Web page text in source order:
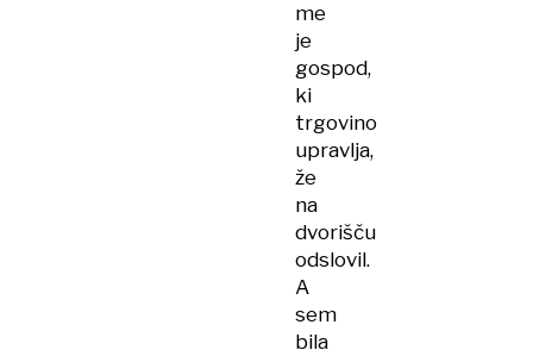
me
je
gospod,
ki
trgovino
upravlja,
že
na
dvorišču
odslovil.
A
sem
bila